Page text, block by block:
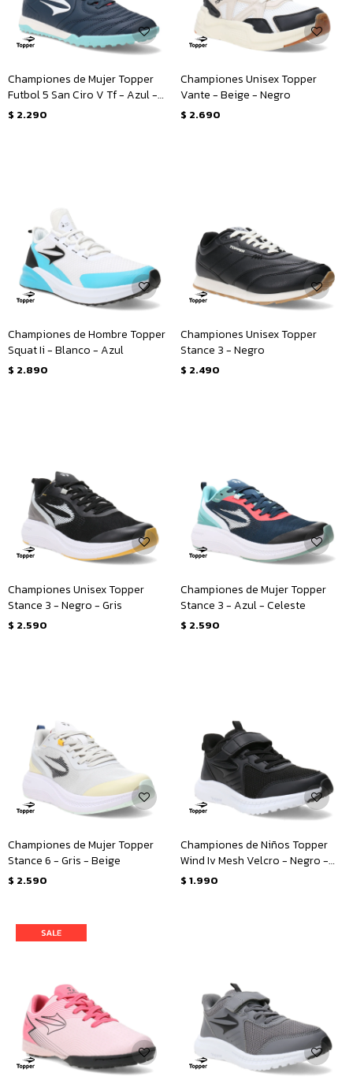
Championes de Mujer Topper
Futbol 5 San Ciro V Tf - Azul -
Rosado
$ 2.290
Championes Unisex Topper
Vante - Beige - Negro
$ 2.690
Championes de Hombre Topper
Squat Ii - Blanco - Azul
$ 2.890
Championes Unisex Topper
Stance 3 - Negro
$ 2.490
Championes Unisex Topper
Stance 3 - Negro - Gris
$ 2.590
Championes de Mujer Topper
Stance 3 - Azul - Celeste
$ 2.590
Championes de Mujer Topper
Stance 6 - Gris - Beige
$ 2.590
Championes de Niños Topper
Wind Iv Mesh Velcro - Negro -
Blanco
$ 1.990